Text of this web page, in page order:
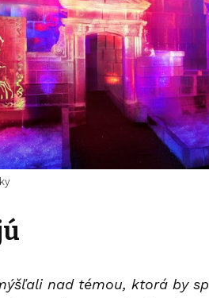
nad témou, ktorá by